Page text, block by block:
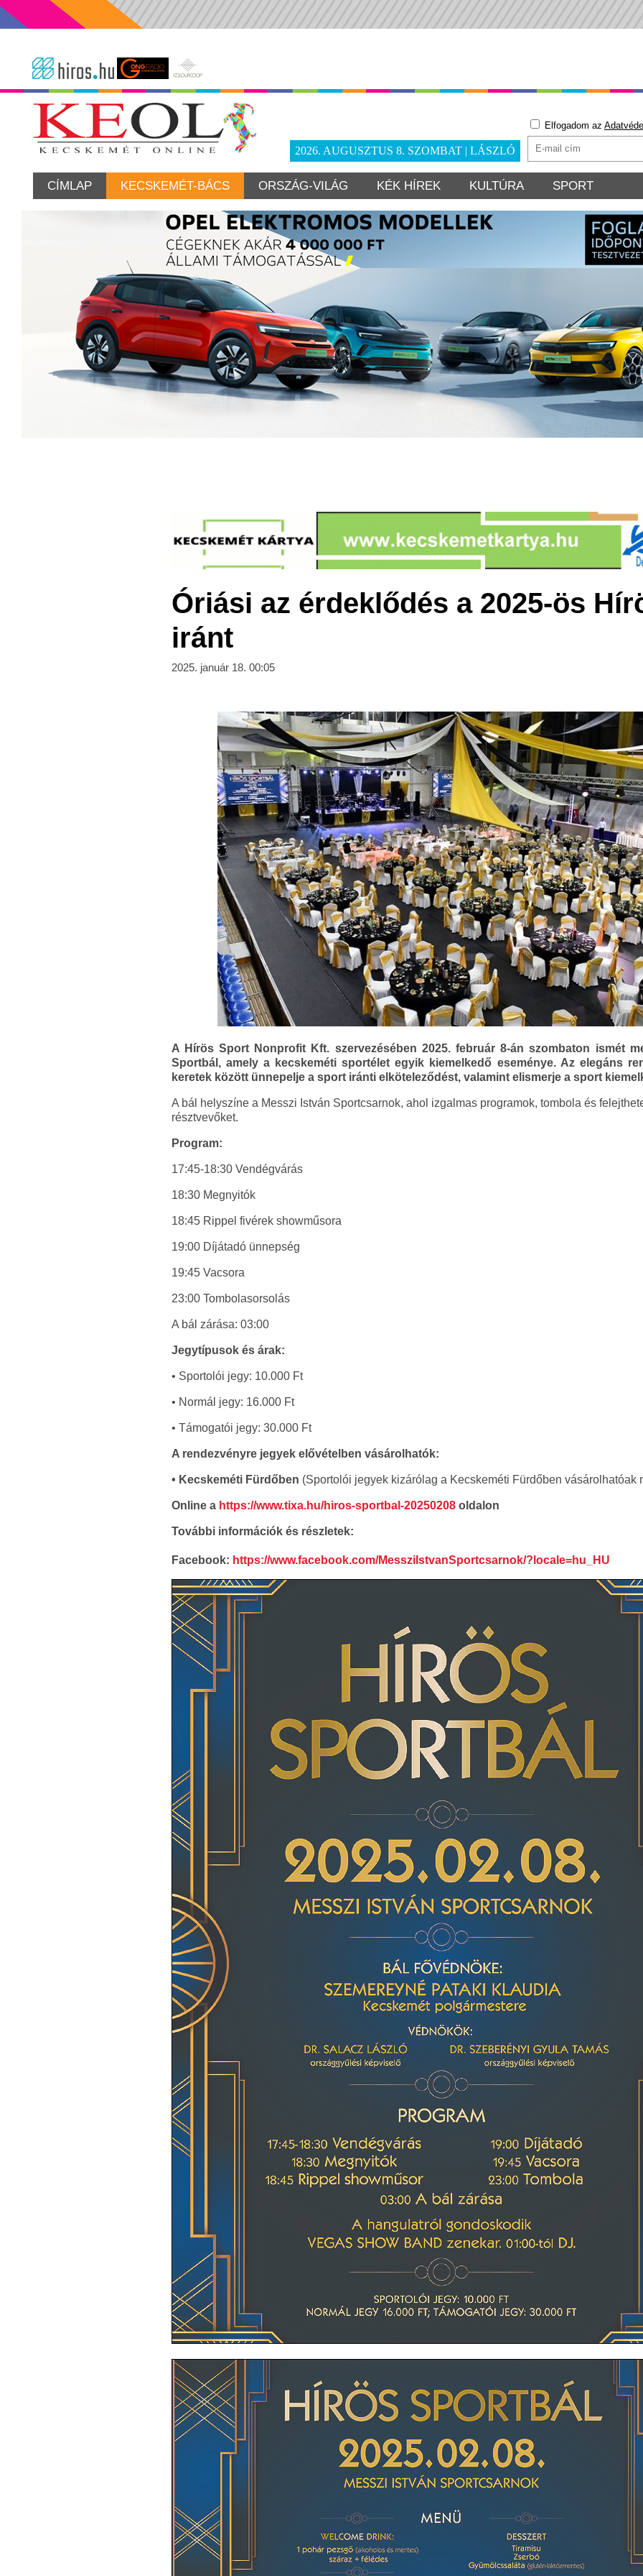
2026. AUGUSZTUS 8. SZOMBAT | LÁSZLÓ
Elfogadom az
CÍMLAP KECSKEMÉT-BÁCS ORSZÁG-VILÁG KÉK HÍREK KULTÚRA SPORT
Óriási az érdeklődés a 2025-ös
iránt
2025. január 18. 00:05
A Hírös Sport Nonprofit Kft. szervezésében 2025. február 8-án szombaton ismét
Sportbál, amely a kecskeméti sportélet egyik kiemelkedő eseménye. Az elegáns
keretek között ünnepelje a sport iránti elköteleződést, valamint elismerje a sport
A bál helyszíne a Messzi István Sportcsarnok, ahol izgalmas programok, tombola és
résztvevőket.
Program:
17:45-18:30 Vendégvárás
18:30 Megnyitók
18:45 Rippel fivérek showműsora
19:00 Díjátadó ünnepség
19:45 Vacsora
23:00 Tombolasorsolás
A bál zárása: 03:00
Jegytípusok és árak:
• Sportolói jegy: 10.000 Ft
• Normál jegy: 16.000 Ft
• Támogatói jegy: 30.000 Ft
A rendezvényre jegyek elővételben vásárolhatók:
• Kecskeméti Fürdőben (Sportolói jegyek kizárólag a Kecskeméti Fürdőben vásárolhatóak
Online a https://www.tixa.hu/hiros-sportbal-20250208oldalon
További információk és részletek:
Facebook: https://www.facebook.com/MessziIstvanSportcsarnok/?locale=hu_HU